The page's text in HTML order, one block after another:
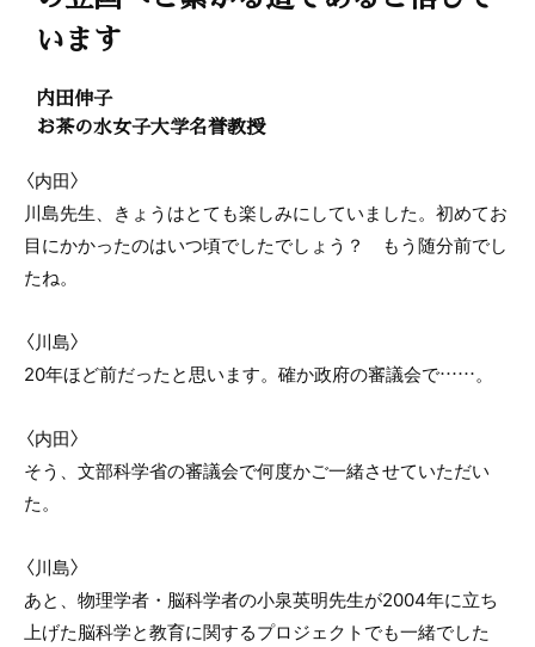
います
内田伸子
お茶の水女子大学名誉教授
〈内田〉
川島先生、きょうはとても楽しみにしていました。初めてお
目にかかったのはいつ頃でしたでしょう？ もう随分前でし
たね。
〈川島〉
20年ほど前だったと思います。確か政府の審議会で……。
〈内田〉
そう、文部科学省の審議会で何度かご一緒させていただい
た。
〈川島〉
あと、物理学者・脳科学者の小泉英明先生が2004年に立ち
上げた脳科学と教育に関するプロジェクトでも一緒でした